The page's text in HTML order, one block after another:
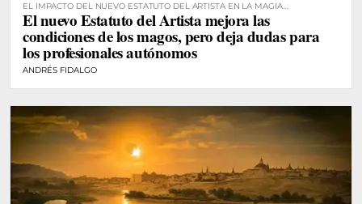
EL IMPACTO DEL NUEVO ESTATUTO DEL ARTISTA EN LA MAGIA
PROFESIONAL
El nuevo Estatuto del Artista mejora las
condiciones de los magos, pero deja dudas para
los profesionales autónomos
ANDRÉS FIDALGO